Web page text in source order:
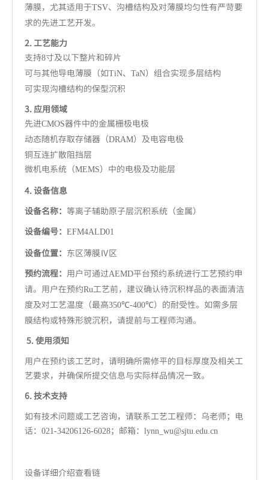
薄膜，尤其适用于TSV、沟槽结构及对薄膜均匀性有严苛要
求的先进工艺开发。
2. 工艺能力
支持8寸及以下整片和碎片
可与其他导电薄膜（如TiN、 TaN）组合实现多层结构
可实现沟槽结构的保型沉积
3. 应用领域
先进CMOS器件中的金属栅极电极
动态随机存取存储器（DRAM）及电容电极
铜互连扩散阻挡层
微机电系统（MEMS）中的电极及功能层
4. 设备信息
设备名称： 等离子辅助原子层沉积系统（金属）
设备编号： EFM4ALD01
设备位置： 东区薄膜Ⅳ区
预约流程： 用户可通过AEMD平台预约系统进行工艺预约申
请。用户在预约Ru工艺前，建议确认待沉积样品的表面清洁
度及对工艺温度（最高350℃-400℃）的耐受性。如需多层
膜结构或特殊形貌沉积，请提前与工程师沟通。
5. 使用须知
用户在预约该工艺时，请明确所需修平的目标厚度及相关工
艺要求，并确保所提交信息与实际样品情况一致。
6. 技术支持
如有技术问题或工艺咨询，请联系工艺工程师：乌老师；电
话： 021-34206126-6028；邮箱： lynn_wu@sjtu.edu.cn
设备详细介绍查看链